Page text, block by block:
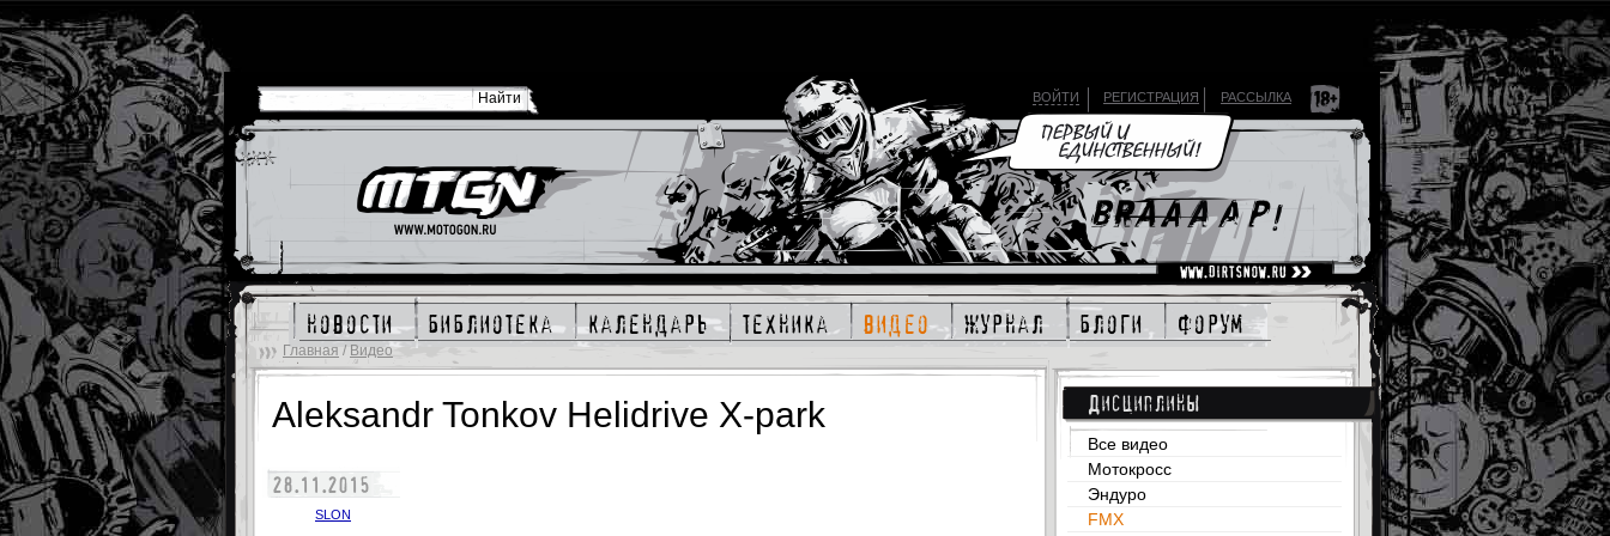
новости библиотека календарь техника видео журнал блоги форум
ВОЙТИ РЕГИСТРАЦИЯ РАССЫЛКА
Главная / Видео
Aleksandr Tonkov Helidrive X-park
28.11.2015
SLON
Дисциплины
Все видео
Мотокросс
Эндуро
FMX